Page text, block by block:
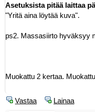
Asetuksista pitää laittaa
"Yritä aina löytää kuva".
ps2. Massasiirto hyväksyy
Muokattu 2 kertaa.
Vastaa Lainaa